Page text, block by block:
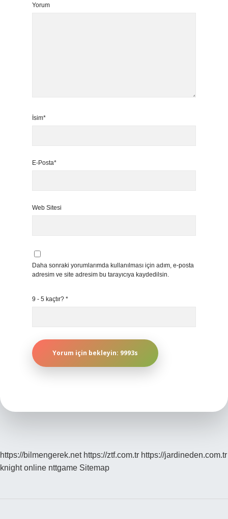
Yorum
İsim*
E-Posta*
Web Sitesi
Daha sonraki yorumlarımda kullanılması için adım, e-posta
adresim ve site adresim bu tarayıcıya kaydedilsin.
9 - 5 kaçtır? *
https://bilmengerek.net https://ztf.com.tr https://jardineden.com.tr
knight online nttgame Sitemap